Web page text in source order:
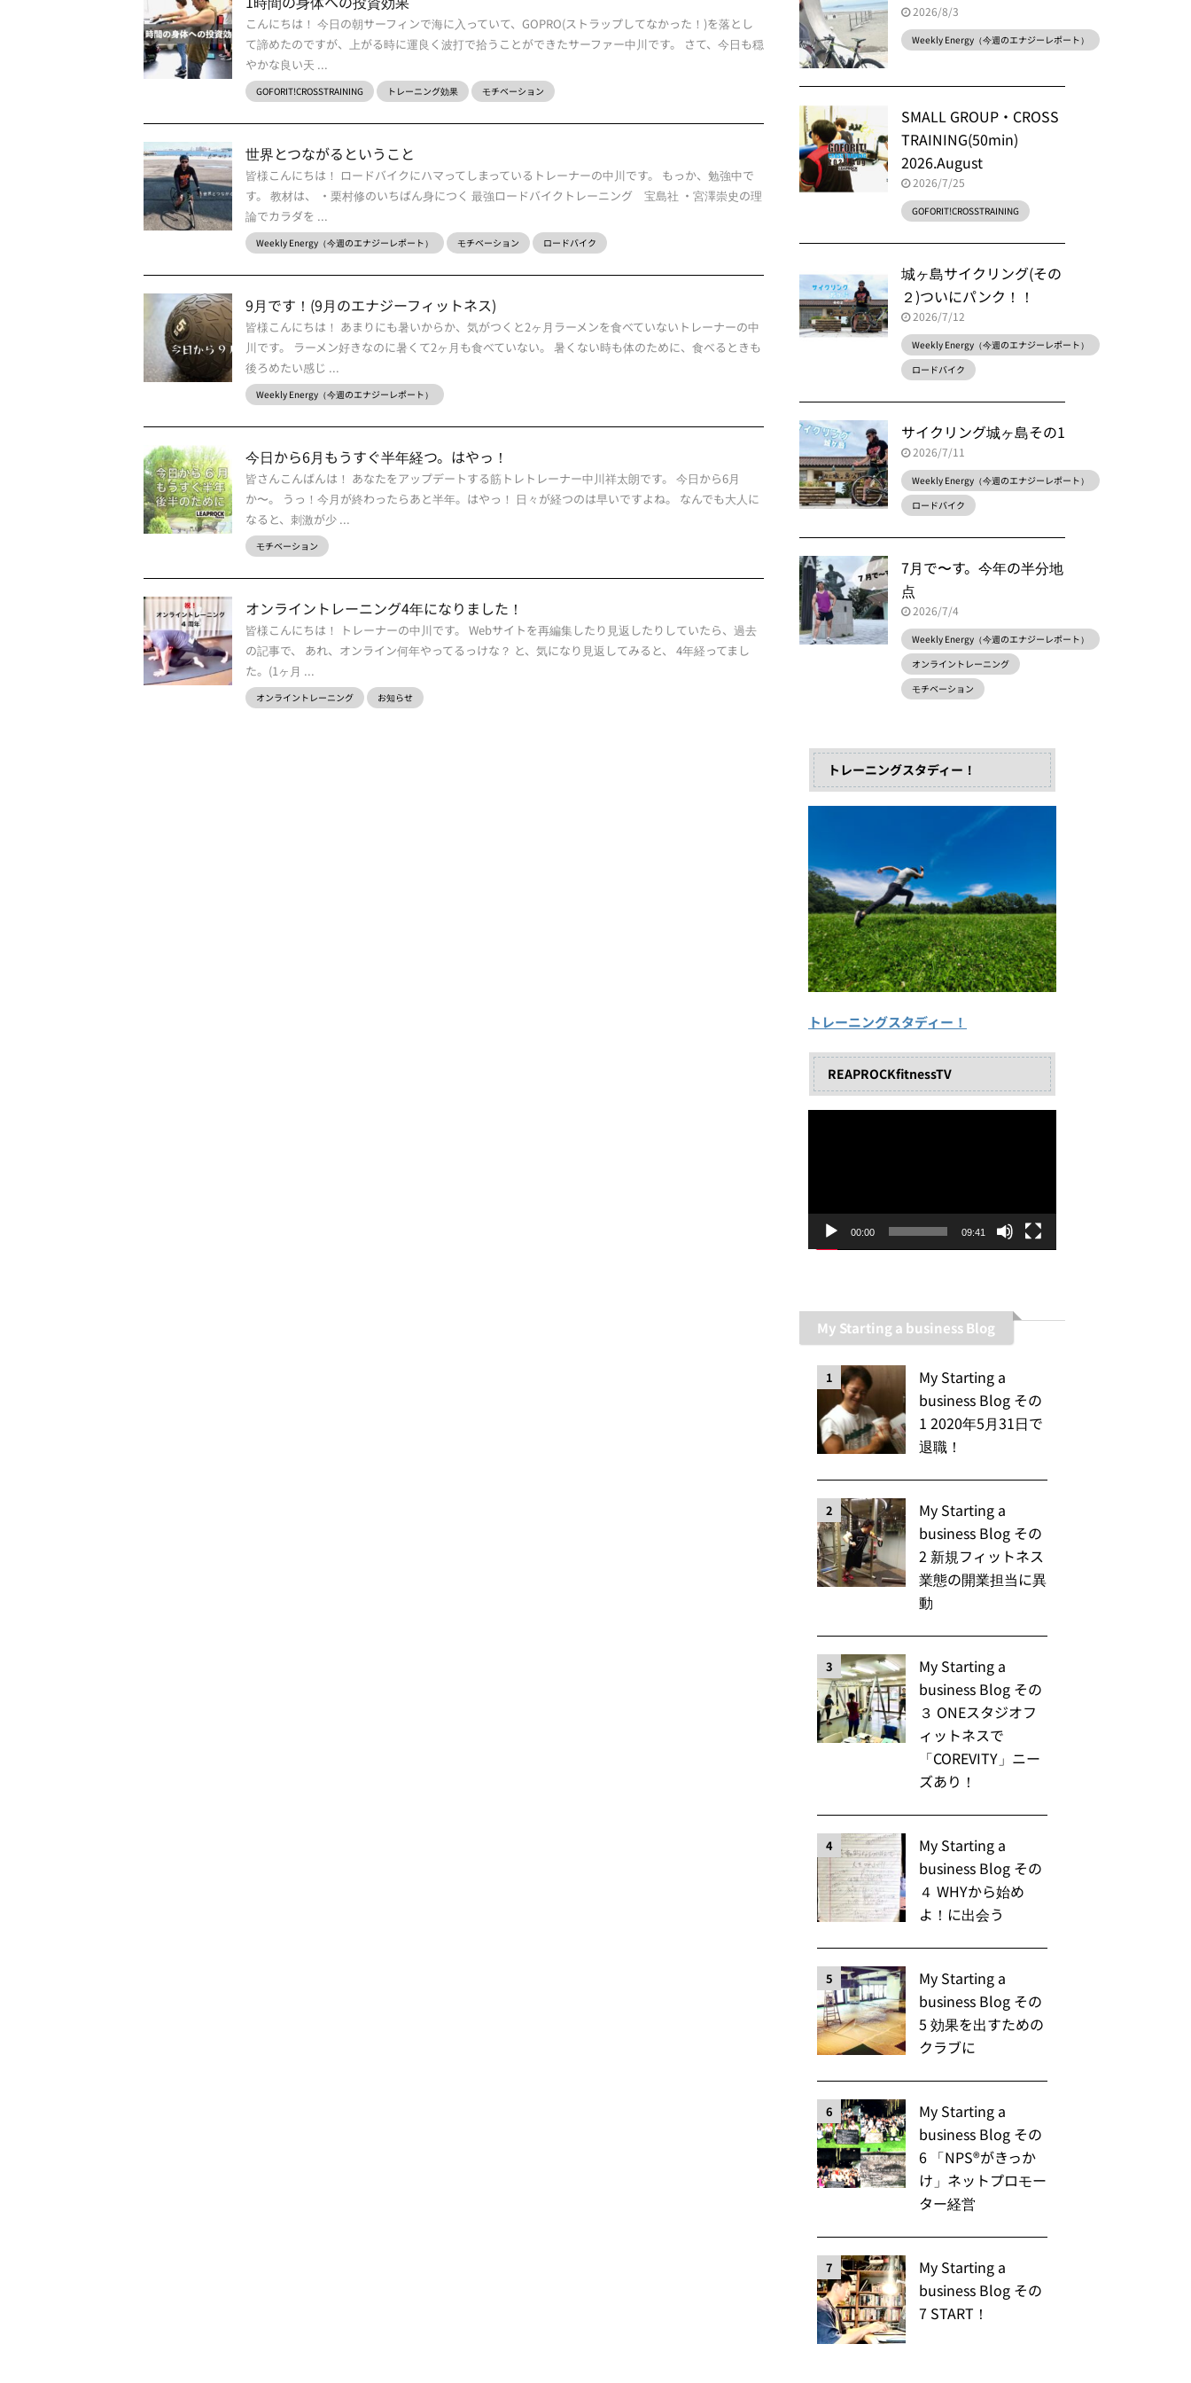
こんにちは！ 今日の朝サーフィンで海に入っていて、GOPRO(ストラップしてなかった！)を落とし
て諦めたのですが、上がる時に運良く波打で拾うことができたサーファー中川です。 さて、今日も穏
やかな良い天 ...
GOFORIT!CROSSTRAINING トレーニング効果 モチベーション
世界とつながるということ
皆様こんにちは！ ロードバイクにハマってしまっているトレーナーの中川です。 もっか、勉強中で
す。 教材は、 ・栗村修のいちばん身につく 最強ロードバイクトレーニング 宝島社 ・宮澤崇史の理
論でカラダを ...
Weekly Energy（今週のエナジーレポート） モチベーション ロードバイク
9月です！(9月のエナジーフィットネス)
皆様こんにちは！ あまりにも暑いからか、気がつくと2ヶ月ラーメンを食べていないトレーナーの中
川です。 ラーメン好きなのに暑くて2ヶ月も食べていない。 暑くない時も体のために、食べるときも
後ろめたい感じ ...
Weekly Energy（今週のエナジーレポート）
今日から6月もうすぐ半年経つ。はやっ！
皆さんこんばんは！ あなたをアップデートする筋トレトレーナー中川祥太朗です。 今日から6月
か〜。 うっ！今月が終わったらあと半年。はやっ！ 日々が経つのは早いですよね。 なんでも大人に
なると、刺激が少 ...
モチベーション
オンライントレーニング4年になりました！
皆様こんにちは！ トレーナーの中川です。 Webサイトを再編集したり見返したりしていたら、過去
の記事で、 あれ、オンライン何年やってるっけな？ と、気になり見返してみると、 4年経ってまし
た。(1ヶ月 ...
オンライントレーニング お知らせ
2026/8/3
Weekly Energy（今週のエナジーレポート）
SMALL GROUP・CROSS
TRAINING(50min)
2026.August
2026/7/25
GOFORIT!CROSSTRAINING
城ヶ島サイクリング(その
２)ついにパンク！！
2026/7/12
Weekly Energy（今週のエナジーレポート）
ロードバイク
サイクリング城ヶ島その1
2026/7/11
Weekly Energy（今週のエナジーレポート）
ロードバイク
7月で〜す。今年の半分地
点
2026/7/4
Weekly Energy（今週のエナジーレポート）
オンライントレーニング
モチベーション
トレーニングスタディー！
トレーニングスタディー！
REAPROCKfitnessTV
ー
00:00 09:41
My Starting a business Blog
1
My Starting a
business Blog その
1 2020年5月31日で
退職！
2
My Starting a
business Blog その
2 新規フィットネス
業態の開業担当に異
動
3
My Starting a
business Blog その
３ ONEスタジオフ
ィットネスで
「COREVITY」ニー
ズあり！
4
My Starting a
business Blog その
４ WHYから始め
よ！に出会う
5
My Starting a
business Blog その
5 効果を出すための
クラブに
6
My Starting a
business Blog その
6 「NPS®️がきっか
け」ネットプロモー
ター経営
7
My Starting a
business Blog その
7 START！